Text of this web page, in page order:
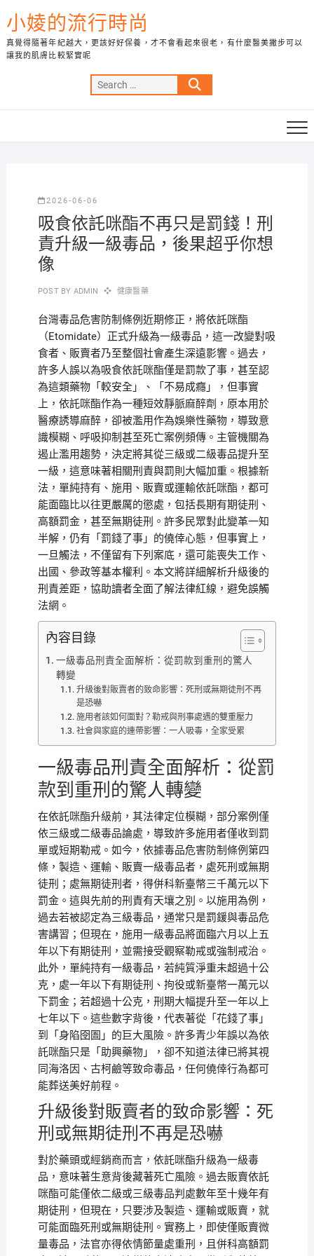
to
content
小婈的流行時尚
真覺得隨著年紀越大，更該好好保養，才不會看起來很老，有什麼醫美撇步可以
讓我的肌膚比較緊實呢
Search
…
2026-06-06
吸食依託咪酯不再只是罰錢！刑
責升級一級毒品，後果超乎你想
像
POST BY ADMIN 健康醫藥
台灣毒品危害防制條例近期修正，將依託咪酯
（Etomidate）正式升級為一級毒品，這一改變對吸
食者、販賣者乃至整個社會產生深遠影響。過去，
許多人誤以為吸食依託咪酯僅是罰款了事，甚至認
為這類藥物「較安全」、「不易成癮」，但事實
上，依託咪酯作為一種短效靜脈麻醉劑，原本用於
醫療誘導麻醉，卻被濫用作為娛樂性藥物，導致意
識模糊、呼吸抑制甚至死亡案例頻傳。主管機關為
遏止濫用趨勢，決定將其從三級或二級毒品提升至
一級，這意味著相關刑責與罰則大幅加重。根據新
法，單純持有、施用、販賣或運輸依託咪酯，都可
能面臨比以往更嚴厲的懲處，包括長期有期徒刑、
高額罰金，甚至無期徒刑。許多民眾對此變革一知
半解，仍有「罰錢了事」的僥倖心態，但事實上，
一旦觸法，不僅留有下列案底，還可能喪失工作、
出國、參政等基本權利。本文將詳細解析升級後的
刑責差距，協助讀者全面了解法律紅線，避免誤觸
法網。
內容目錄
一級毒品刑責全面解析：從罰款到重刑的驚人
轉變
升級後對販賣者的致命影響：死刑或無期徒刑不再
是恐嚇
施用者該如何面對？勒戒與刑事處遇的雙重壓力
社會與家庭的連帶影響：一人吸毒，全家受累
一級毒品刑責全面解析：從罰
款到重刑的驚人轉變
在依託咪酯升級前，其法律定位模糊，部分案例僅
依三級或二級毒品論處，導致許多施用者僅收到罰
單或短期勒戒。如今，依據毒品危害防制條例第四
條，製造、運輸、販賣一級毒品者，處死刑或無期
徒刑；處無期徒刑者，得併科新臺幣三千萬元以下
罰金。這與先前的刑責有天壤之別。以施用為例，
過去若被認定為三級毒品，通常只是罰鍰與毒品危
害講習；但現在，施用一級毒品將面臨六月以上五
年以下有期徒刑，並需接受觀察勒戒或強制戒治。
此外，單純持有一級毒品，若純質淨重未超過十公
克，處一年以下有期徒刑、拘役或新臺幣一萬元以
下罰金；若超過十公克，刑期大幅提升至一年以上
七年以下。這些數字背後，代表著從「花錢了事」
到「身陷囹圄」的巨大風險。許多青少年誤以為依
託咪酯只是「助興藥物」，卻不知道法律已將其視
同海洛因、古柯鹼等致命毒品，任何僥倖行為都可
能葬送美好前程。
升級後對販賣者的致命影響：死
刑或無期徒刑不再是恐嚇
對於藥頭或經銷商而言，依託咪酯升級為一級毒
品，意味著生意背後藏著死亡風險。過去販賣依託
咪酯可能僅依二級或三級毒品判處數年至十幾年有
期徒刑，但現在，只要涉及製造、運輸或販賣，就
可能面臨死刑或無期徒刑。實務上，即使僅販賣微
量毒品，法官亦得依情節量處重刑，且併科高額罰